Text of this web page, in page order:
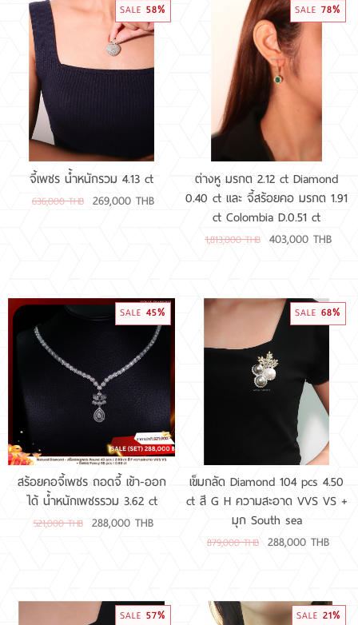
SALE 58%
จี้เพชร น้ำหนักรวม 4.13 ct
636,000 THB 269,000 THB
SALE 78%
ต่างหู มรกต 2.12 ct Diamond
0.40 ct และ จี้สร้อยคอ มรกต 1.91
ct Colombia D.0.51 ct
1,813,000 THB 403,000 THB
SALE 45%
สร้อยคอจี้เพชร ถอดจี้ เข้า-ออก
ได้ น้ำหนักเพชรรวม 3.62 ct
521,000 THB 288,000 THB
SALE 68%
เข็มกลัด Diamond 104 pcs 4.50
ct สี G H ความสะอาด VVS VS +
มุก South sea
879,000 THB 288,000 THB
SALE 57% SALE 21%